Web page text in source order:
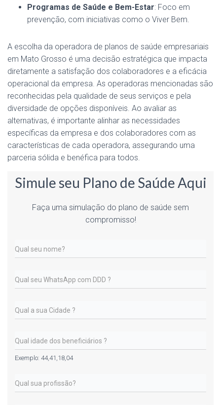
Programas de Saúde e Bem-Estar: Foco em
prevenção, com iniciativas como o Viver Bem.
A escolha da operadora de planos de saúde empresariais
em Mato Grosso é uma decisão estratégica que impacta
diretamente a satisfação dos colaboradores e a eficácia
operacional da empresa. As operadoras mencionadas são
reconhecidas pela qualidade de seus serviços e pela
diversidade de opções disponíveis. Ao avaliar as
alternativas, é importante alinhar as necessidades
específicas da empresa e dos colaboradores com as
características de cada operadora, assegurando uma
parceria sólida e benéfica para todos.
Simule seu Plano de Saúde Aqui
Faça uma simulação do plano de saúde sem
compromisso!
Exemplo: 44,41,18,04